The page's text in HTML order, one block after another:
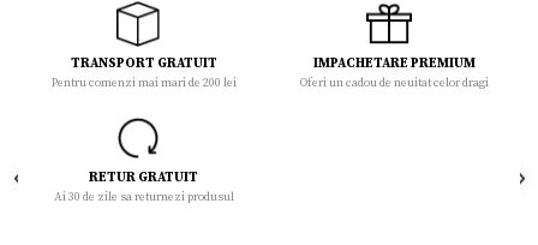
TRANSPORT GRATUIT
Pentru comenzi mai mari de 200 lei
IMPACHETARE PREMIUM
Oferi un cadou de neuitat celor dragi
RETUR GRATUIT
Ai 30 de zile sa returnezi produsul